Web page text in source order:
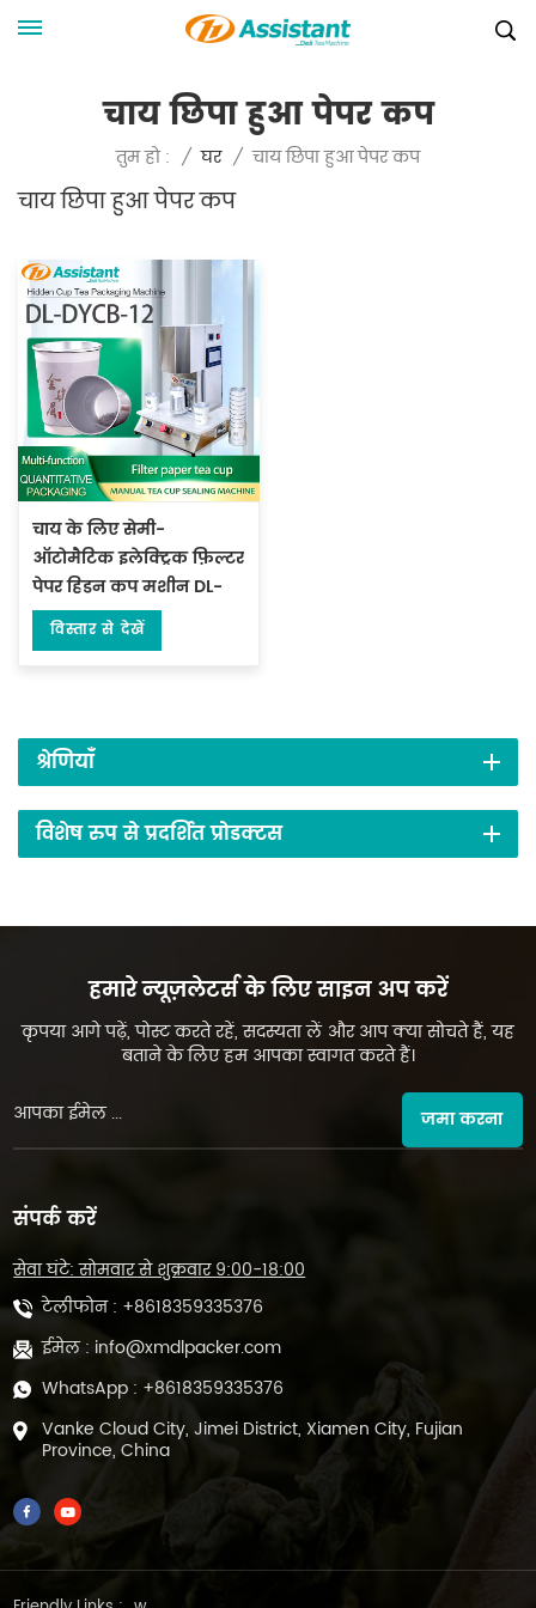
चाय छिपा हुआ पेपर कप
तुम हो : / घर / चाय छिपा हुआ पेपर कप
चाय छिपा हुआ पेपर कप
चाय के लिए सेमी-
ऑटोमैटिक इलेक्ट्रिक फ़िल्टर
पेपर हिडन कप मशीन DL-
DYCB-12
विस्तार से देखें
श्रेणियाँ
विशेष रुप से प्रदर्शित प्रोडक्टस
हमारे न्यूज़लेटर्स के लिए साइन अप करें
कृपया आगे पढ़ें, पोस्ट करते रहें, सदस्यता लें और आप क्या सोचते हैं, यह
बताने के लिए हम आपका स्वागत करते हैं।
जमा करना
संपर्क करें
सेवा घंटे: सोमवार से शुक्रवार 9:00-18:00
टेलीफोन : +8618359335376
ईमेल : info@xmdlpacker.com
WhatsApp : +8618359335376
Vanke Cloud City, Jimei District, Xiamen City, Fujian
Province, China